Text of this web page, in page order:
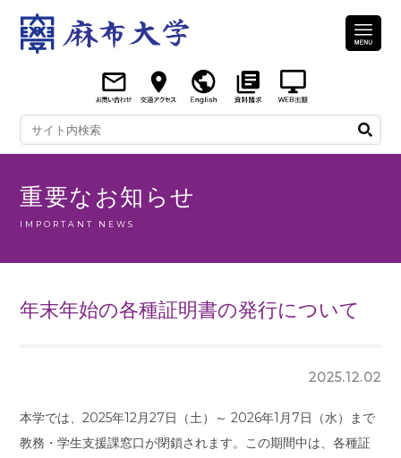
重要なお知らせ
IMPORTANT NEWS
年末年始の各種証明書の発行について
2025.12.02
本学では、2025年12月27日（土）～ 2026年1月7日（水）まで
教務・学生支援課窓口が閉鎖されます。この期間中は、各種証